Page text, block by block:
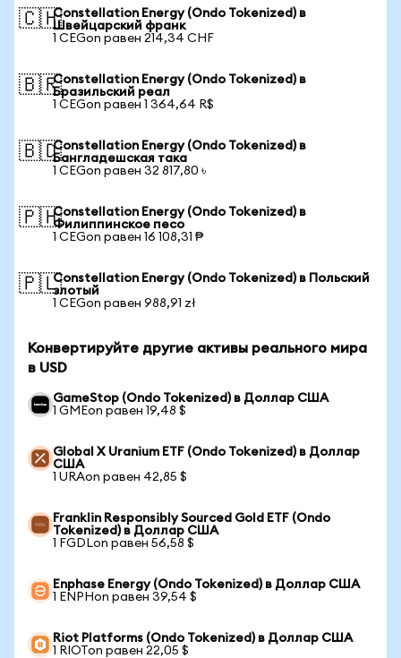
🇨🇭Constellation Energy (Ondo Tokenized) в
Швейцарский франк
1 CEGon равен 214,34 CHF
🇧🇷Constellation Energy (Ondo Tokenized) в
Бразильский реал
1 CEGon равен 1 364,64 R$
🇧🇩Constellation Energy (Ondo Tokenized) в
Бангладешская така
1 CEGon равен 32 817,80 ৳
🇵🇭Constellation Energy (Ondo Tokenized) в
Филиппинское песо
1 CEGon равен 16 108,31 ₱
🇵🇱Constellation Energy (Ondo Tokenized) в Польский
злотый
1 CEGon равен 988,91 zł
Конвертируйте другие активы реального мира
в USD
GameStop (Ondo Tokenized) в Доллар США
1 GMEon равен 19,48 $
Global X Uranium ETF (Ondo Tokenized) в Доллар
США
1 URAon равен 42,85 $
Franklin Responsibly Sourced Gold ETF (Ondo
Tokenized) в Доллар США
1 FGDLon равен 56,58 $
Enphase Energy (Ondo Tokenized) в Доллар США
1 ENPHon равен 39,54 $
Riot Platforms (Ondo Tokenized) в Доллар США
1 RIOTon равен 22,05 $